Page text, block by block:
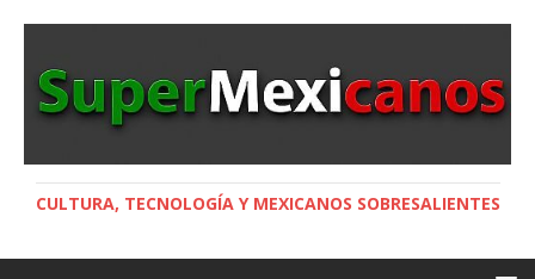
CULTURA, TECNOLOGÍA Y MEXICANOS SOBRESALIENTES